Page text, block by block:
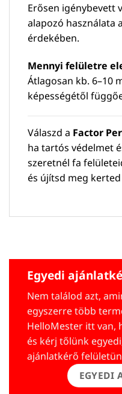
Erősen igénybevett
alapozó használata
érdekében.
Mennyi felületre
Átlagosan kb. 6–10
képességétől
Válaszd a Factor
ha tartós védelmet
szeretnél fa
és újítsd meg
Egyedi
Nem találod azt,
egyszerre több
HelloMester itt van,
és kérj tőlünk
ajánlatkérő
EGYEDI